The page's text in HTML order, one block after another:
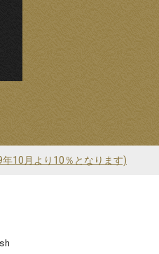
10月より10％となります)